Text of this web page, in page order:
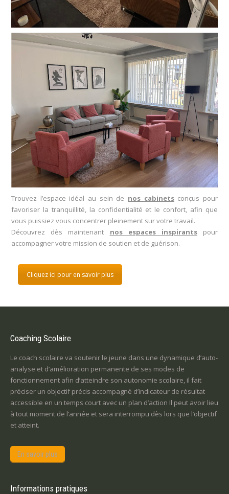
Trouvez l’espace idéal au sein de nos cabinetsconçus pour
favoriser la tranquillité, la confidentialité et le confort, afin que
vous puissiez vous concentrer pleinement sur votre travail.
Découvrez dès maintenant nos espaces inspirantspour
accompagner votre mission de soutien et de guérison.
Cliquez ici pour en savoir plus
Coaching Scolaire
Le coach scolaire va soutenir le jeune dans une dynamique d’auto-
analyse et d’amélioration permanente de ses modes de
fonctionnement afin d’atteindre son autonomie scolaire, il fait
préciser un objectif précis accompagné d’indicateur de résultat
accessible en un temps court avec un plan d’action Il peut avoir lieu
à tout moment de l’année et sera interrompu dès lors que l’objectif
et atteint.
En savoir plus
Informations pratiques